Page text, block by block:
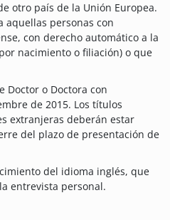
otro país de la Unión Europea.
aquellas personas con
con derecho automático a la
nacimiento o filiación) o que
Doctor o Doctora con
de 2015. Los títulos
extranjeras deberán estar
del plazo de presentación de
del idioma inglés, que
entrevista personal.